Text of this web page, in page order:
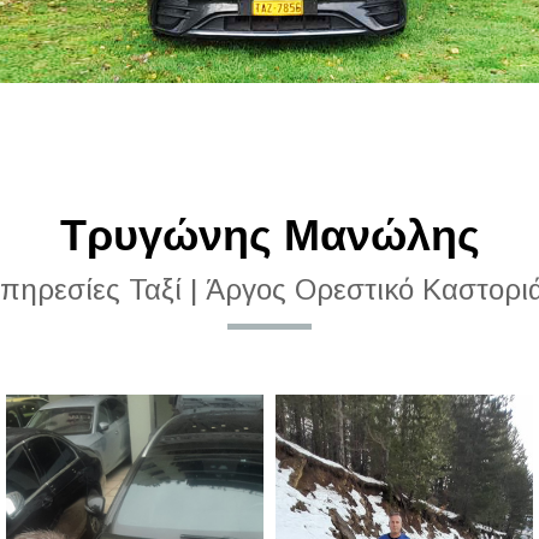
Τρυγώνης Μανώλης
Ταξί | Άργος Ορεστικό